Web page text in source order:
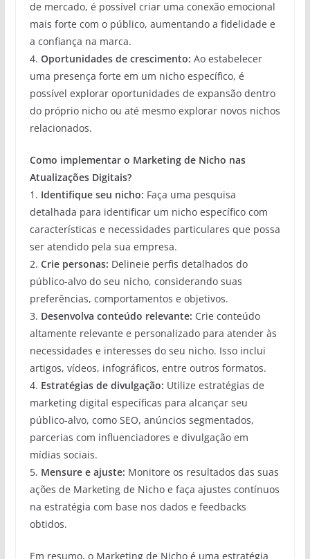
de mercado, é possível criar uma conexão emocional
mais forte com o público, aumentando a fidelidade e
a confiança na marca.
4. Oportunidades de crescimento: Ao estabelecer
uma presença forte em um nicho específico, é
possível explorar oportunidades de expansão dentro
do próprio nicho ou até mesmo explorar novos nichos
relacionados.
Como implementar o Marketing de Nicho nas
Atualizações Digitais?
1. Identifique seu nicho: Faça uma pesquisa
detalhada para identificar um nicho específico com
características e necessidades particulares que possa
ser atendido pela sua empresa.
2. Crie personas: Delineie perfis detalhados do
público-alvo do seu nicho, considerando suas
preferências, comportamentos e objetivos.
3. Desenvolva conteúdo relevante: Crie conteúdo
altamente relevante e personalizado para atender às
necessidades e interesses do seu nicho. Isso inclui
artigos, vídeos, infográficos, entre outros formatos.
4. Estratégias de divulgação: Utilize estratégias de
marketing digital específicas para alcançar seu
público-alvo, como SEO, anúncios segmentados,
parcerias com influenciadores e divulgação em
mídias sociais.
5. Mensure e ajuste: Monitore os resultados das suas
ações de Marketing de Nicho e faça ajustes contínuos
na estratégia com base nos dados e feedbacks
obtidos.
Em resumo, o Marketing de Nicho é uma estratégia